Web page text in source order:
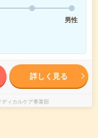
男性
詳しく見る
ィカルケア事業部